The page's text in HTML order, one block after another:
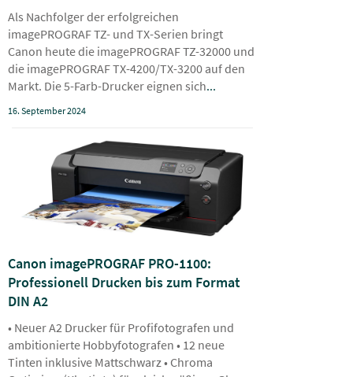
Als Nachfolger der erfolgreichen
imagePROGRAF TZ- und TX-Serien bringt
Canon heute die imagePROGRAF TZ-32000 und
die imagePROGRAF TX-4200/TX-3200 auf den
Markt. Die 5-Farb-Drucker eignen sich...
16. September 2024
Canon imagePROGRAF PRO-1100:
Professionell Drucken bis zum Format
DIN A2
• Neuer A2 Drucker für Profifotografen und
ambitionierte Hobbyfotografen • 12 neue
Tinten inklusive Mattschwarz • Chroma